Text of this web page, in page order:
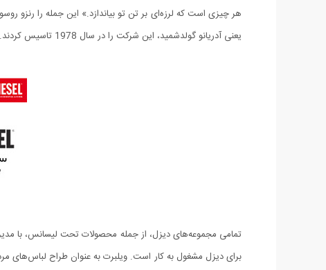
یعنی آدریانو گولدشمید، این شرکت را در سال 1978 تاسیس کردند.
برای دیزل مشغول به کار است. ویلبرت به عنوان طراح لباس‌های